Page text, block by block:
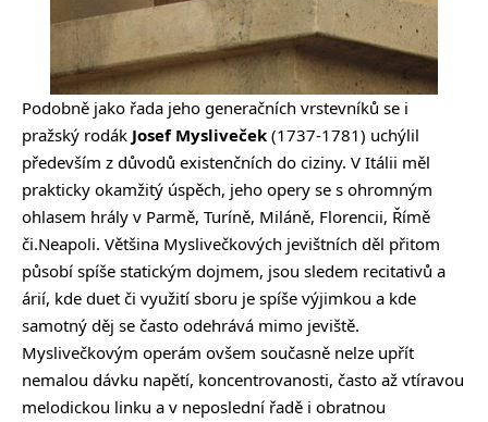
Podobně jako řada jeho generačních vrstevníků se i
pražský rodák Josef Mysliveček (1737-1781) uchýlil
především z důvodů existenčních do ciziny. V Itálii měl
prakticky okamžitý úspěch, jeho opery se s ohromným
ohlasem hrály v Parmě, Turíně, Miláně, Florencii, Římě
či.Neapoli. Většina Myslivečkových jevištních děl přitom
působí spíše statickým dojmem, jsou sledem recitativů a
árií, kde duet či využití sboru je spíše výjimkou a kde
samotný děj se často odehrává mimo jeviště.
Myslivečkovým operám ovšem současně nelze upřít
nemalou dávku napětí, koncentrovanosti, často až vtíravou
melodickou linku a v neposlední řadě i obratnou